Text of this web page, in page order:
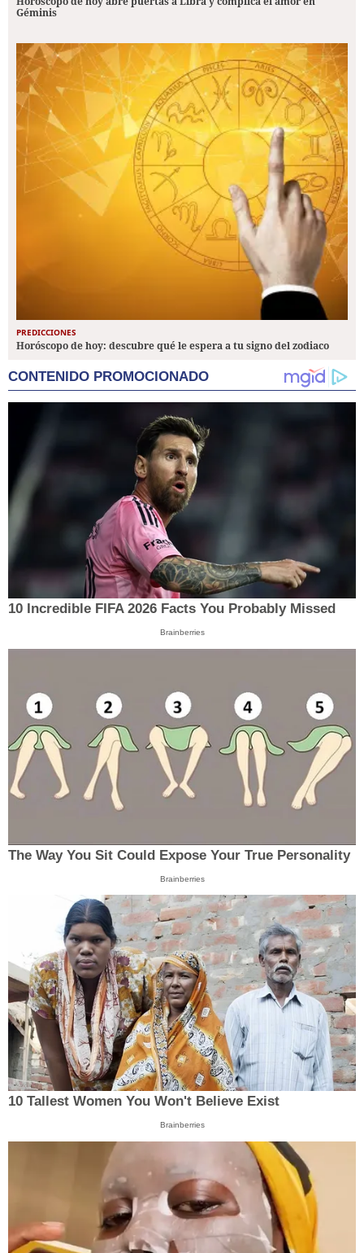
Géminis
PREDICCIONES
Horóscopo de hoy: descubre qué le espera a tu signo del zodiaco
CONTENIDO PROMOCIONADO
10 Incredible FIFA 2026 Facts You Probably Missed
Brainberries
The Way You Sit Could Expose Your True Personality
Brainberries
10 Tallest Women You Won't Believe Exist
Brainberries